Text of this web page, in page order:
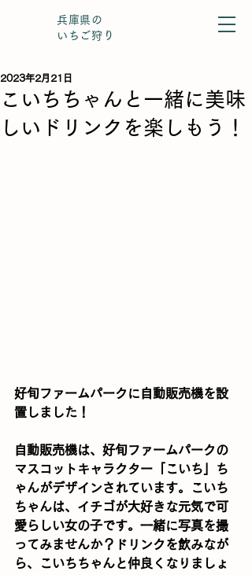
兵庫県の
いちご狩り
こいちちゃんと一緒に美味
しいドリンクを楽しもう！
2023年2月21日
好旬ファームパークに自動販売機を設
置しました！
自動販売機は、好旬ファームパークの
マスコットキャラクター「こいち」ち
ゃんがデザインされています。こいち
ちゃんは、イチゴが大好きな元気で可
愛らしい女の子です。一緒に写真を撮
ってみませんか？ドリンクを飲みなが
ら、こいちちゃんと仲良くなりましょ